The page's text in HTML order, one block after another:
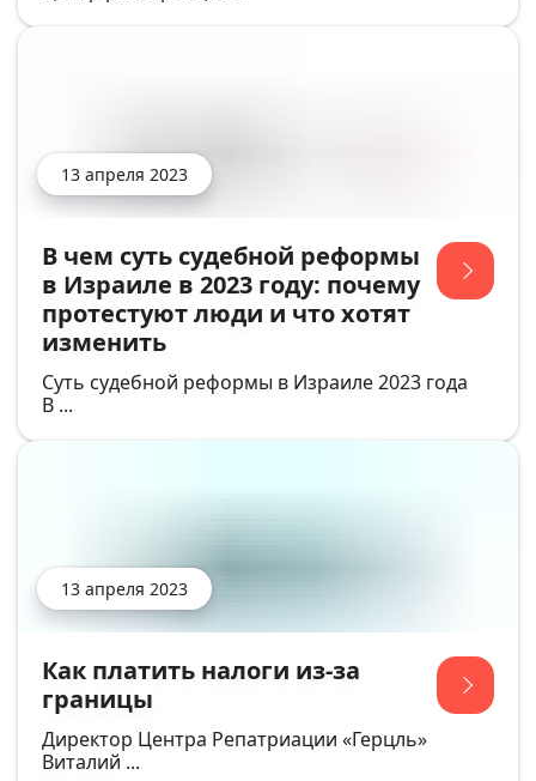
13 апреля 2023
В чем суть судебной реформы
в Израиле в 2023 году: почему
протестуют люди и что хотят
изменить
Суть судебной реформы в Израиле 2023 года
В ...
13 апреля 2023
Как платить налоги из-за
границы
Директор Центра Репатриации «Герцль»
Виталий ...